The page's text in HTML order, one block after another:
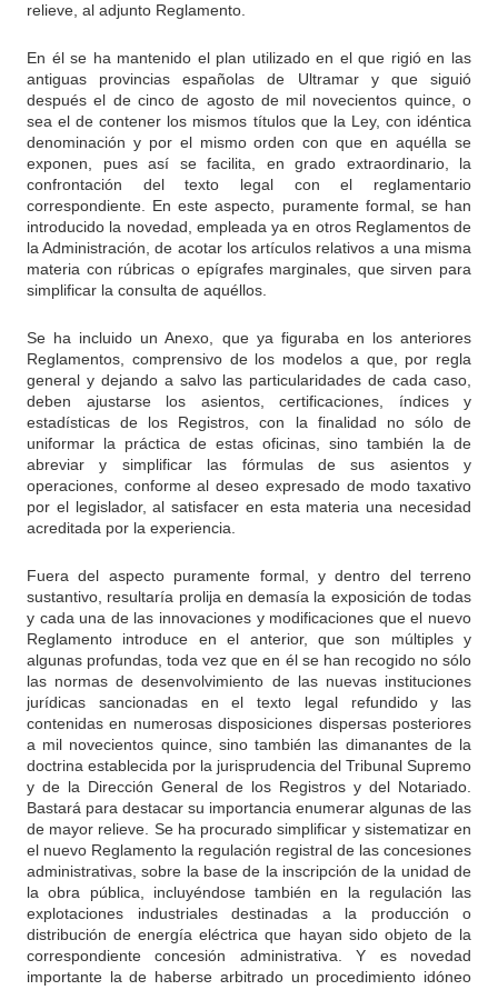
relieve, al adjunto Reglamento.
En él se ha mantenido el plan utilizado en el que rigió en las
antiguas provincias españolas de Ultramar y que siguió
después el de cinco de agosto de mil novecientos quince, o
sea el de contener los mismos títulos que la Ley, con idéntica
denominación y por el mismo orden con que en aquélla se
exponen, pues así se facilita, en grado extraordinario, la
confrontación del texto legal con el reglamentario
correspondiente. En este aspecto, puramente formal, se han
introducido la novedad, empleada ya en otros Reglamentos de
la Administración, de acotar los artículos relativos a una misma
materia con rúbricas o epígrafes marginales, que sirven para
simplificar la consulta de aquéllos.
Se ha incluido un Anexo, que ya figuraba en los anteriores
Reglamentos, comprensivo de los modelos a que, por regla
general y dejando a salvo las particularidades de cada caso,
deben ajustarse los asientos, certificaciones, índices y
estadísticas de los Registros, con la finalidad no sólo de
uniformar la práctica de estas oficinas, sino también la de
abreviar y simplificar las fórmulas de sus asientos y
operaciones, conforme al deseo expresado de modo taxativo
por el legislador, al satisfacer en esta materia una necesidad
acreditada por la experiencia.
Fuera del aspecto puramente formal, y dentro del terreno
sustantivo, resultaría prolija en demasía la exposición de todas
y cada una de las innovaciones y modificaciones que el nuevo
Reglamento introduce en el anterior, que son múltiples y
algunas profundas, toda vez que en él se han recogido no sólo
las normas de desenvolvimiento de las nuevas instituciones
jurídicas sancionadas en el texto legal refundido y las
contenidas en numerosas disposiciones dispersas posteriores
a mil novecientos quince, sino también las dimanantes de la
doctrina establecida por la jurisprudencia del Tribunal Supremo
y de la Dirección General de los Registros y del Notariado.
Bastará para destacar su importancia enumerar algunas de las
de mayor relieve. Se ha procurado simplificar y sistematizar en
el nuevo Reglamento la regulación registral de las concesiones
administrativas, sobre la base de la inscripción de la unidad de
la obra pública, incluyéndose también en la regulación las
explotaciones industriales destinadas a la producción o
distribución de energía eléctrica que hayan sido objeto de la
correspondiente concesión administrativa. Y es novedad
importante la de haberse arbitrado un procedimiento idóneo